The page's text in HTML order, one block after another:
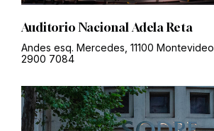
Auditorio Nacional Adela Reta
Andes esq. Mercedes, 11100 Montevideo
2900 7084